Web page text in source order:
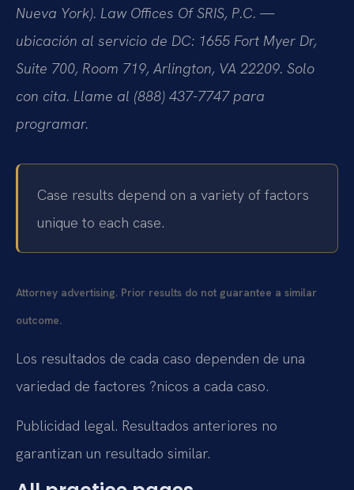
Nueva York). Law Offices Of SRIS, P.C. —
ubicación al servicio de DC: 1655 Fort Myer Dr,
Suite 700, Room 719, Arlington, VA 22209. Solo
con cita. Llame al (888) 437-7747 para
programar.
Case results depend on a variety of factors
unique to each case.
Attorney advertising. Prior results do not guarantee a similar
outcome.
Los resultados de cada caso dependen de una
variedad de factores ?nicos a cada caso.
Publicidad legal. Resultados anteriores no
garantizan un resultado similar.